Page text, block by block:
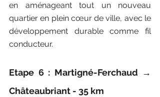
en aménageant tout un nouveau
quartier en plein cœur de ville, avec le
développement durable comme fil
conducteur.
Etape 6 : Martigné-Ferchaud →
Châteaubriant - 35 km